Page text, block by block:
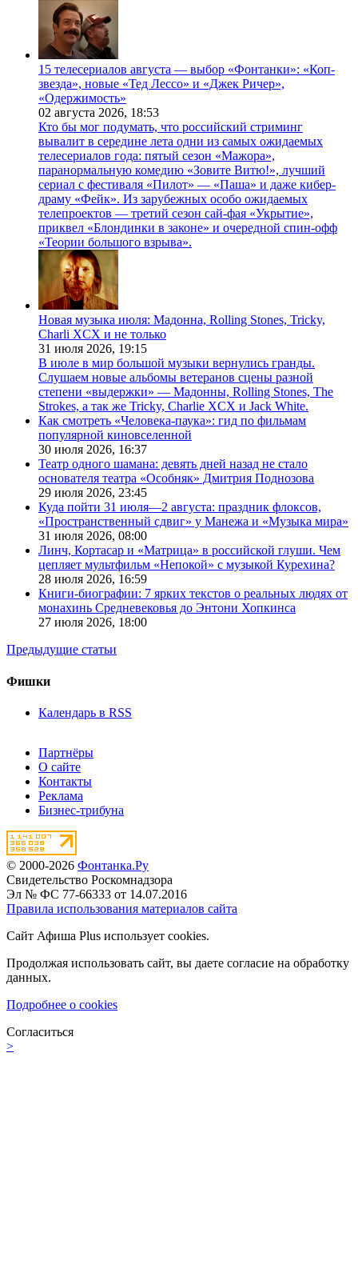
15 телесериалов августа — выбор «Фонтанки»: «Коп-
звезда», новые «Тед Лессо» и «Джек Ричер»,
«Одержимость»
02 августа 2026, 18:53
Кто бы мог подумать, что российский стриминг
вывалит в середине лета одни из самых ожидаемых
телесериалов года: пятый сезон «Мажора»,
паранормальную комедию «Зовите Витю!», лучший
сериал с фестиваля «Пилот» — «Паша» и даже кибер-
драму «Фейк». Из зарубежных особо ожидаемых
телепроектов — третий сезон сай-фая «Укрытие»,
приквел «Блондинки в законе» и очередной спин-офф
«Теории большого взрыва».
Новая музыка июля: Мадонна, Rolling Stones, Tricky,
Charli XCX и не только
31 июля 2026, 19:15
В июле в мир большой музыки вернулись гранды.
Слушаем новые альбомы ветеранов сцены разной
степени «выдержки» — Мадонны, Rolling Stones, The
Strokes, а так же Tricky, Charlie XCX и Jack White.
Как смотреть «Человека-паука»: гид по фильмам
популярной киновселенной
30 июля 2026, 16:37
Театр одного шамана: девять дней назад не стало
основателя театра «Особняк» Дмитрия Поднозова
29 июля 2026, 23:45
Куда пойти 31 июля—2 августа: праздник флоксов,
«Пространственный сдвиг» у Манежа и «Музыка мира»
31 июля 2026, 08:00
Линч, Кортасар и «Матрица» в российской глуши. Чем
цепляет мультфильм «Непокой» с музыкой Курехина?
28 июля 2026, 16:59
Книги-биографии: 7 ярких текстов о реальных людях от
монахинь Средневековья до Энтони Хопкинса
27 июля 2026, 18:00
Предыдущие статьи
Фишки
Календарь в RSS
Партнёры
О сайте
Контакты
Реклама
Бизнес-трибуна
© 2000-2026 Фонтанка.Ру
Свидетельство Роскомнадзора
Эл № ФС 77-66333 от 14.07.2016
Правила использования материалов сайта
Сайт Афиша Plus использует cookies.
Продолжая использовать сайт, вы даете согласие на обработку
данных.
Подробнее о cookies
Согласиться
>